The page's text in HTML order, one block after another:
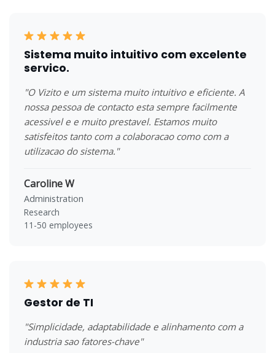
Sistema muito intuitivo com excelente
servico.
"O Vizito e um sistema muito intuitivo e eficiente. A
nossa pessoa de contacto esta sempre facilmente
acessivel e e muito prestavel. Estamos muito
satisfeitos tanto com a colaboracao como com a
utilizacao do sistema."
Caroline W
Administration
Research
11-50 employees
Gestor de TI
"Simplicidade, adaptabilidade e alinhamento com a
industria sao fatores-chave"